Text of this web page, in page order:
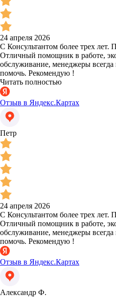
24 апреля 2026
С Консультантом более трех лет.
Отличный помощник в работе,
обслуживание, менеджеры всегда
помочь. Рекомендую !
Читать полностью
Отзыв в Яндекс.Картах
Петр
24 апреля 2026
С Консультантом более трех лет.
Отличный помощник в работе,
обслуживание, менеджеры всегда
помочь. Рекомендую !
Отзыв в Яндекс.Картах
Александр Ф.